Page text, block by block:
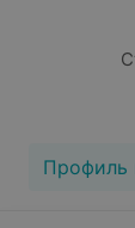
Профиль